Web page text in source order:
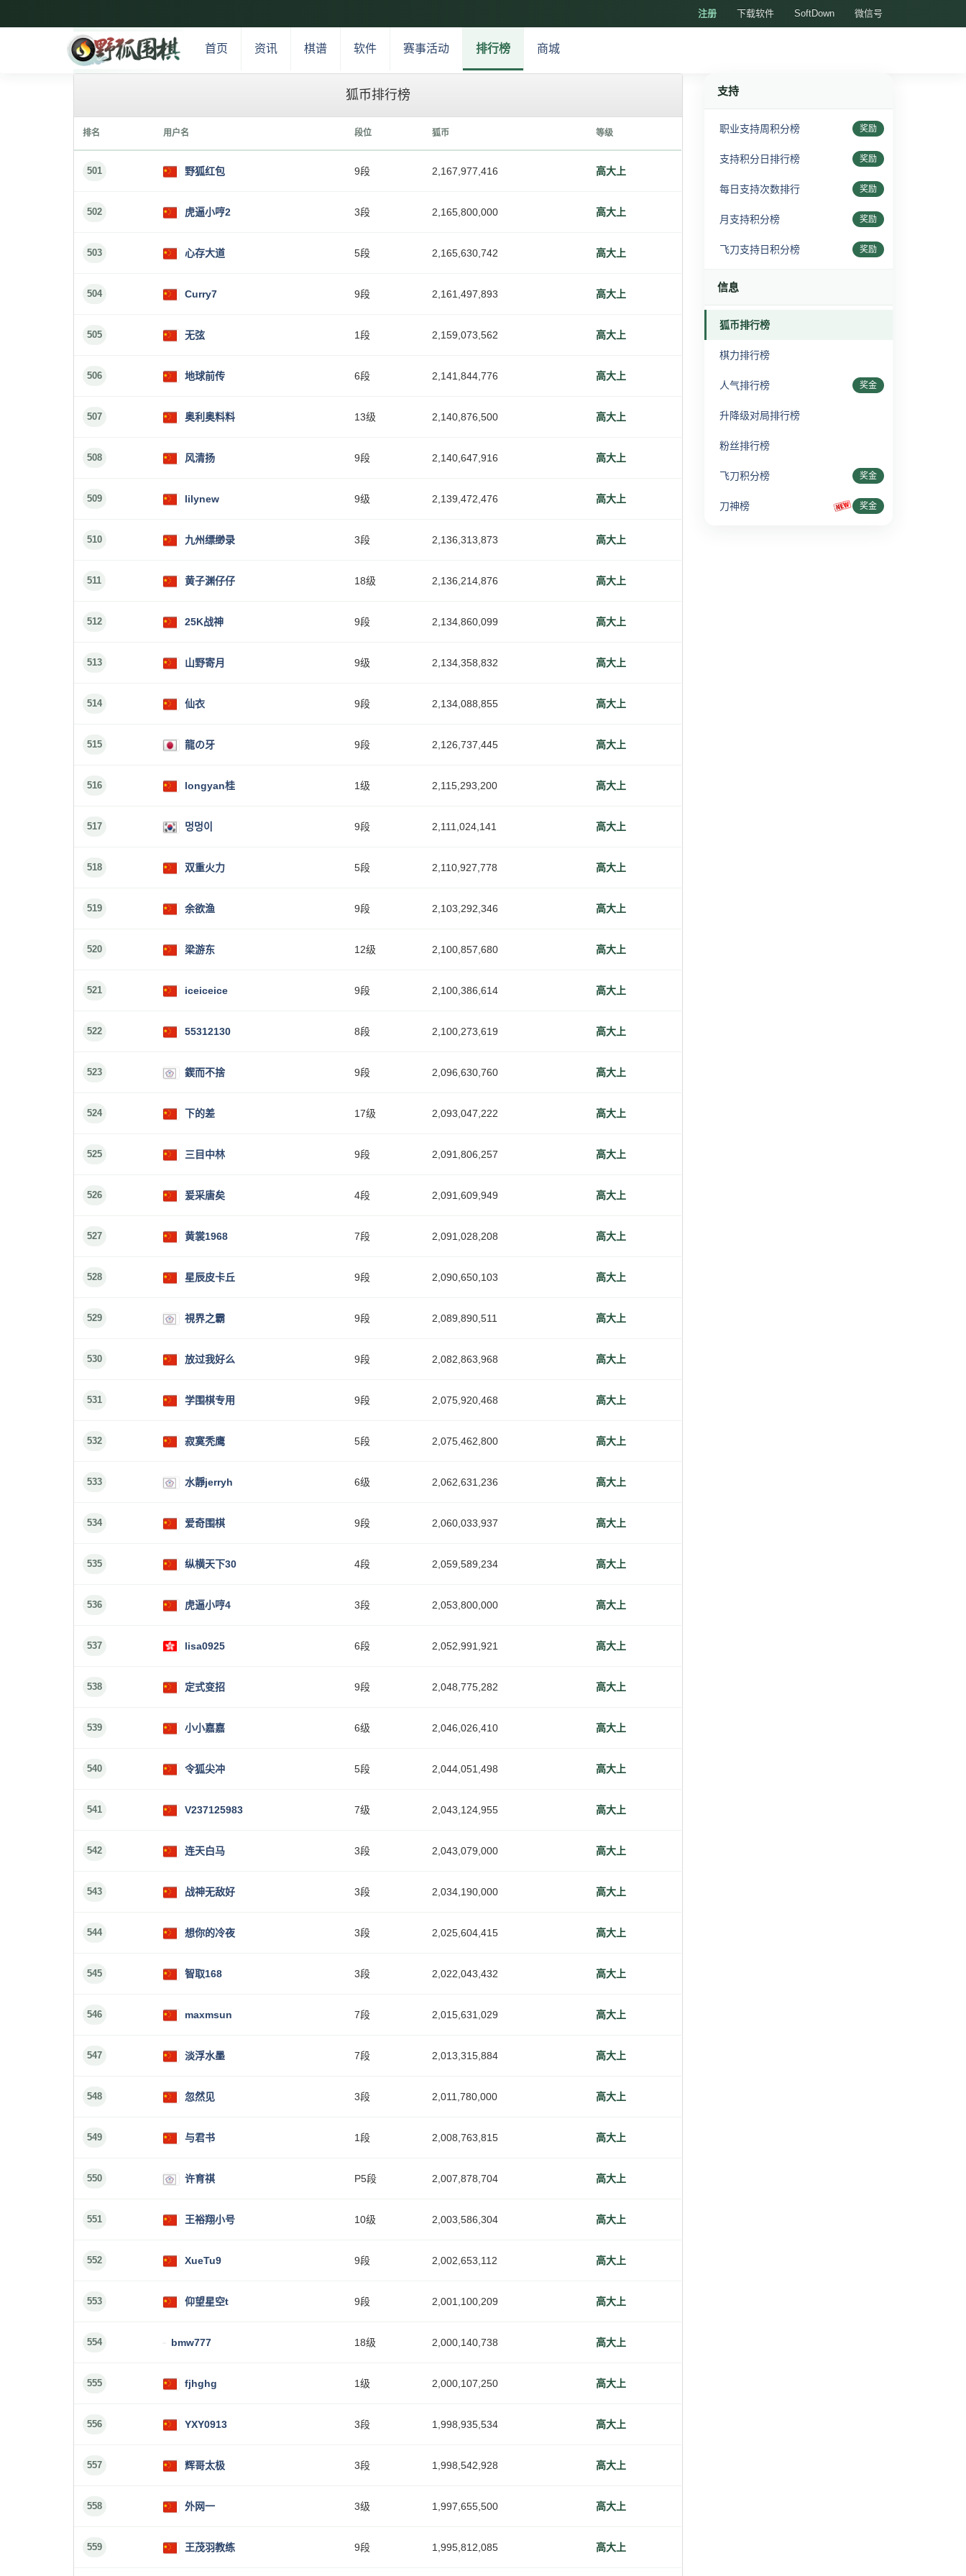
注册 下载软件 SoftDown 微信号
首页 资讯 棋谱 软件 赛事活动 排行榜 商城
狐币排行榜
排名 用户名 段位 狐币 等级
501 野狐红包 9段 2,167,977,416 高大上
502 虎逼小哼2 3段 2,165,800,000 高大上
503 心存大道 5段 2,165,630,742 高大上
504 Curry7 9段 2,161,497,893 高大上
505 无弦 1段 2,159,073,562 高大上
506 地球前传 6段 2,141,844,776 高大上
507 奥利奥料料 13级 2,140,876,500 高大上
508 风清扬 9段 2,140,647,916 高大上
509 lilynew 9级 2,139,472,476 高大上
510 九州缥缈录 3段 2,136,313,873 高大上
511 黄子渊仔仔 18级 2,136,214,876 高大上
512 25K战神 9段 2,134,860,099 高大上
513 山野寄月 9级 2,134,358,832 高大上
514 仙衣 9段 2,134,088,855 高大上
515 龍の牙 9段 2,126,737,445 高大上
516 longyan桂 1级 2,115,293,200 高大上
517 멍멍이 9段 2,111,024,141 高大上
518 双重火力 5段 2,110,927,778 高大上
519 余欲渔 9段 2,103,292,346 高大上
520 梁游东 12级 2,100,857,680 高大上
521 iceiceice 9段 2,100,386,614 高大上
522 55312130 8段 2,100,273,619 高大上
523 鍥而不捨 9段 2,096,630,760 高大上
524 下的差 17级 2,093,047,222 高大上
525 三目中林 9段 2,091,806,257 高大上
526 爰采唐矣 4段 2,091,609,949 高大上
527 黄裳1968 7段 2,091,028,208 高大上
528 星辰皮卡丘 9段 2,090,650,103 高大上
529 視界之霸 9段 2,089,890,511 高大上
530 放过我好么 9段 2,082,863,968 高大上
531 学围棋专用 9段 2,075,920,468 高大上
532 寂寞秃鹰 5段 2,075,462,800 高大上
533 水靜jerryh 6级 2,062,631,236 高大上
534 爱奇围棋 9段 2,060,033,937 高大上
535 纵横天下30 4段 2,059,589,234 高大上
536 虎逼小哼4 3段 2,053,800,000 高大上
537 lisa0925 6段 2,052,991,921 高大上
538 定式变招 9段 2,048,775,282 高大上
539 小小嘉嘉 6级 2,046,026,410 高大上
540 令狐尖冲 5段 2,044,051,498 高大上
541 V237125983 7级 2,043,124,955 高大上
542 连天白马 3段 2,043,079,000 高大上
543 战神无敌好 3段 2,034,190,000 高大上
544 想你的冷夜 3段 2,025,604,415 高大上
545 智取168 3段 2,022,043,432 高大上
546 maxmsun 7段 2,015,631,029 高大上
547 淡浮水墨 7段 2,013,315,884 高大上
548 忽然见 3段 2,011,780,000 高大上
549 与君书 1段 2,008,763,815 高大上
550 许育祺 P5段 2,007,878,704 高大上
551 王裕翔小号 10级 2,003,586,304 高大上
552 XueTu9 9段 2,002,653,112 高大上
553 仰望星空t 9段 2,001,100,209 高大上
554 bmw777 18级 2,000,140,738 高大上
555 fjhghg 1级 2,000,107,250 高大上
556 YXY0913 3段 1,998,935,534 高大上
557 辉哥太极 3段 1,998,542,928 高大上
558 外网一 3级 1,997,655,500 高大上
559 王茂羽教练 9段 1,995,812,085 高大上
支持
职业支持周积分榜 奖励
支持积分日排行榜 奖励
每日支持次数排行 奖励
月支持积分榜 奖励
飞刀支持日积分榜 奖励
信息
狐币排行榜
棋力排行榜
人气排行榜 奖金
升降级对局排行榜
粉丝排行榜
飞刀积分榜 奖金
刀神榜 奖金